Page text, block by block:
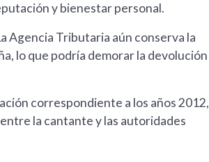
y bienestar personal.
Agencia Tributaria aún conserva la
lo que podría demorar la devolución
correspondiente a los años 2012,
la cantante y las autoridades